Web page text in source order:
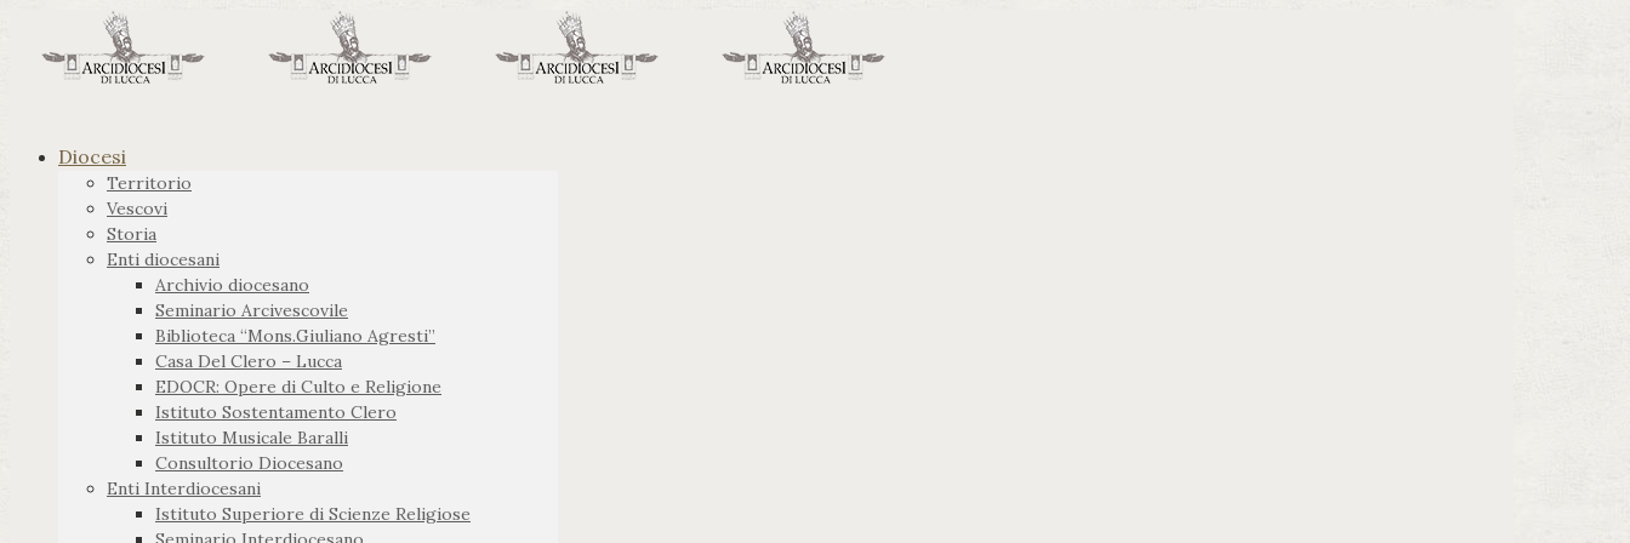
Diocesi
Territorio
Vescovi
Storia
Enti diocesani
Archivio diocesano
Seminario Arcivescovile
Biblioteca “Mons.Giuliano Agresti”
Casa Del Clero – Lucca
EDOCR: Opere di Culto e Religione
Istituto Sostentamento Clero
Istituto Musicale Baralli
Consultorio Diocesano
Enti Interdiocesani
Istituto Superiore di Scienze Religiose